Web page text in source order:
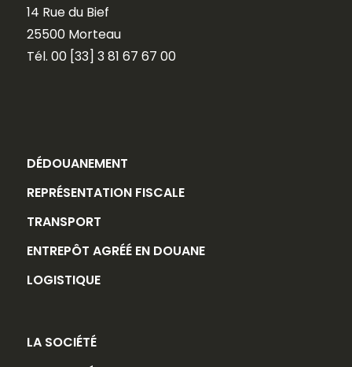
14 Rue du Bief
25500 Morteau
Tél. 00 [33] 3 81 67 67 00
DÉDOUANEMENT
REPRÉSENTATION FISCALE
TRANSPORT
ENTREPÔT AGRÉÉ EN DOUANE
LOGISTIQUE
LA SOCIÉTÉ